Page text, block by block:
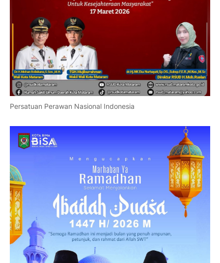
Persatuan Perawan Nasional Indonesia